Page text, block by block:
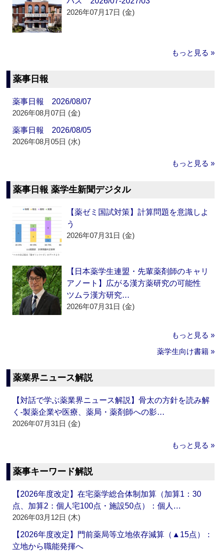
2026年07月17日 (金)
もっと見る »
薬事日報
薬事日報 2026/08/07
2026年08月07日 (金)
薬事日報 2026/08/05
2026年08月05日 (水)
もっと見る »
薬事日報 薬学生新聞デジタル
【薬ゼミ国試対策】計算問題を意識しよ
う
2026年07月31日 (金)
【日本薬学生連盟・先輩薬剤師のキャリ
アノート】広がる漢方薬研究の可能性
ツムラ漢方研究…
2026年07月31日 (金)
もっと見る »
薬学生向け書籍 »
薬業界ニュース解説
【対話で学ぶ薬業界ニュース解説】骨太の方針を読み解
く‐製薬企業や医療、薬局・薬剤師への影…
2026年07月31日 (金)
もっと見る »
薬事キーワード解説
【2026年度改定】在宅薬学総合体制加算（加算1：30
点、加算2：個人宅100点・施設50点）：個人…
2026年03月12日 (木)
【2026年度改定】門前薬局等立地依存減算（▲15点）：
立地から職能発揮へ